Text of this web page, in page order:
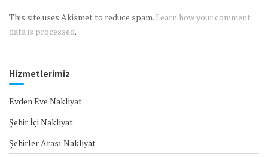
This site uses Akismet to reduce spam. Learn how your comment
data is processed.
Hizmetlerimiz
Evden Eve Nakliyat
Şehir İçi Nakliyat
Şehirler Arası Nakliyat